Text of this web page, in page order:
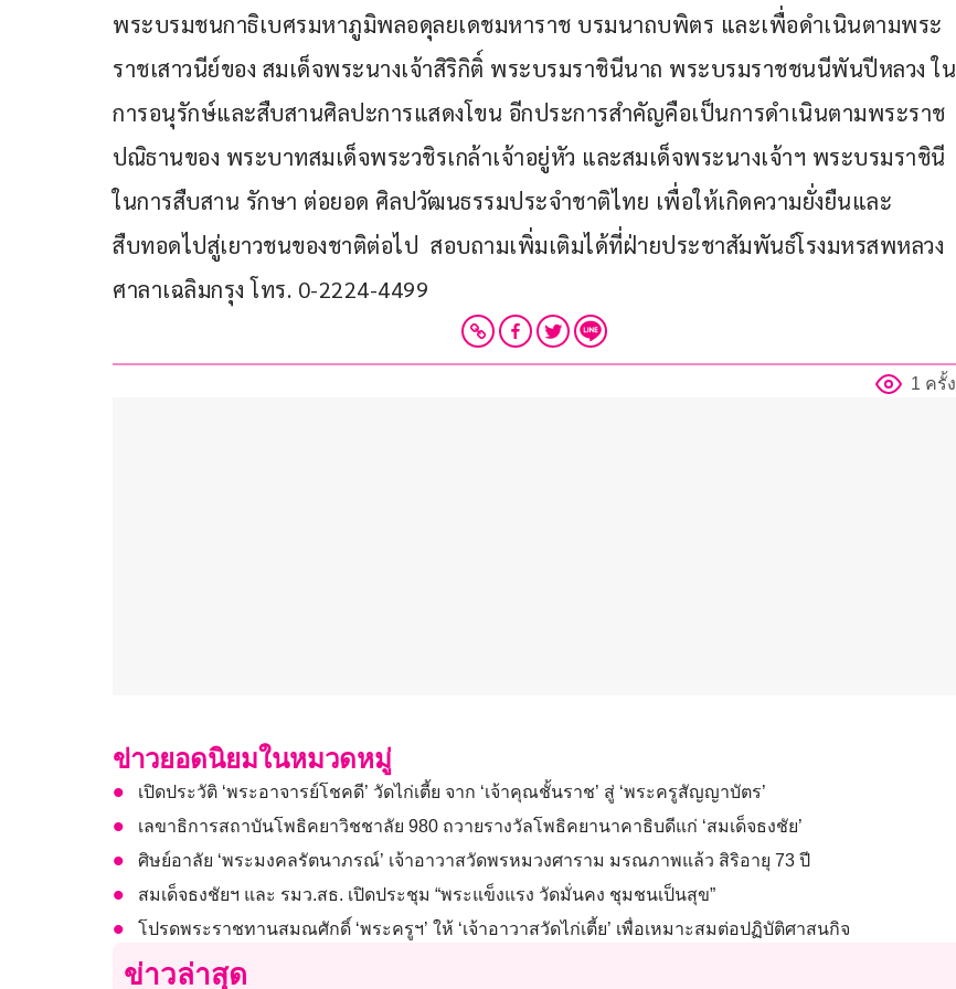
พระบรมชนกาธิเบศรมหาภูมิพลอดุลยเดชมหาราช บรมนาถบพิตร และเพื่อดำเนินตามพระ
ราชเสาวนีย์ของ สมเด็จพระนางเจ้าสิริกิติ์ พระบรมราชินีนาถ พระบรมราชชนนีพันปีหลวง ใน
การอนุรักษ์และสืบสานศิลปะการแสดงโขน อีกประการสำคัญคือเป็นการดำเนินตามพระราช
ปณิธานของ พระบาทสมเด็จพระวชิรเกล้าเจ้าอยู่หัว และสมเด็จพระนางเจ้าฯ พระบรมราชินี
ในการสืบสาน รักษา ต่อยอด ศิลปวัฒนธรรมประจำชาติไทย เพื่อให้เกิดความยั่งยืนและ
สืบทอดไปสู่เยาวชนของชาติต่อไป  สอบถามเพิ่มเติมได้ที่ฝ่ายประชาสัมพันธ์โรงมหรสพหลวง
ศาลาเฉลิมกรุง โทร. 0-2224-4499
1 ครั้ง
ข่าวยอดนิยมในหมวดหมู่
เปิดประวัติ ‘พระอาจารย์โชคดี’ วัดไก่เตี้ย จาก ‘เจ้าคุณชั้นราช’ สู่ ‘พระครูสัญญาบัตร’
เลขาธิการสถาบันโพธิคยาวิชชาลัย 980 ถวายรางวัลโพธิคยานาคาธิบดีแก่ ‘สมเด็จธงชัย’
ศิษย์อาลัย ‘พระมงคลรัตนาภรณ์’ เจ้าอาวาสวัดพรหมวงศาราม มรณภาพแล้ว สิริอายุ 73 ปี
สมเด็จธงชัยฯ และ รมว.สธ. เปิดประชุม “พระแข็งแรง วัดมั่นคง ชุมชนเป็นสุข”
โปรดพระราชทานสมณศักดิ์ ‘พระครูฯ’ ให้ ‘เจ้าอาวาสวัดไก่เตี้ย’ เพื่อเหมาะสมต่อปฏิบัติศาสนกิจ
ข่าวล่าสุด